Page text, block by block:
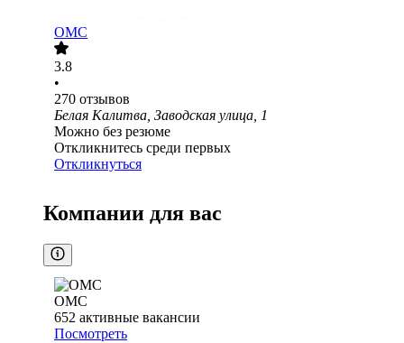
ОМС
3.8
•
270 отзывов
Белая Калитва, Заводская улица, 1
Можно без резюме
Откликнитесь среди первых
Откликнуться
Компании для вас
ОМС
652 активные вакансии
Посмотреть